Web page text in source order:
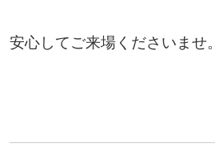
安心してご来場くださいませ。